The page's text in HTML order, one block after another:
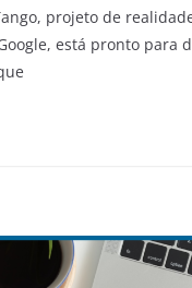
projeto de
está pronto para